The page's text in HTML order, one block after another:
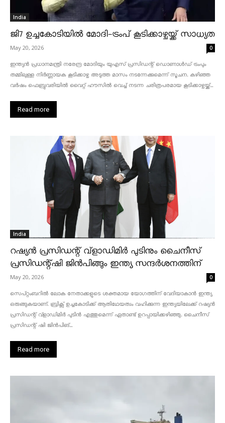
India
ജി7 ഉച്ചകോടിയിൽ മോദി-ട്രംപ് കൂടിക്കാഴ്ചയ്ക്ക് സാധ്യത
May 20, 2026 0
ഇന്ത്യൻ പ്രധാനമന്ത്രി നരേന്ദ്ര മോദിയും യുഎസ് പ്രസിഡന്റ് ഡൊണാൾഡ് ട്രംപും
തമ്മിലുള്ള നിർണ്ണായക കൂടിക്കാഴ്ച അടുത്ത മാസം നടന്നേക്കുമെന്ന് സൂചന. കഴിഞ്ഞ
വർഷം ഫെബ്രുവരിയിൽ വൈറ്റ് ഹൗസിൽ വെച്ച് നടന്ന ചരിത്രപരമായ കൂടിക്കാഴ്ചയ്ക്ക്...
Read more
India
റഷ്യൻ പ്രസിഡന്റ് വ്‌ളാഡിമിർ പുടിനും ചൈനീസ്
പ്രസിഡന്റ്ഷി ജിൻപിങ്ങും ഇന്ത്യ സന്ദർശനത്തിന്
May 20, 2026 0
സെപ്റ്റംബറിൽ ലോക നേതാക്കളുടെ ശക്തമായ യോഗത്തിന് വേദിയാകാൻ ഇന്ത്യ
ഒരുങ്ങുകയാണ്. ബ്രിക്സ് ഉച്ചകോടിക്ക് ആതിഥേയത്വം വഹിക്കുന്ന ഇന്ത്യയിലേക്ക് റഷ്യൻ
പ്രസിഡന്റ് വ്‌ളാഡിമിർ പുടിൻ എത്തുമെന്ന് ഏതാണ്ട് ഉറപ്പായിക്കഴിഞ്ഞു. ചൈനീസ്
പ്രസിഡന്റ് ഷി ജിൻപിങ്...
Read more